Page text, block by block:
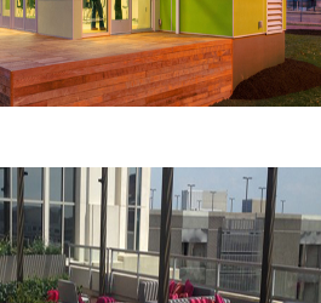
Nacional de